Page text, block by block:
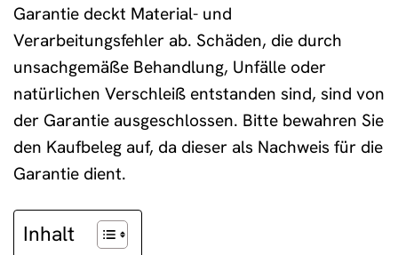
Garantie deckt Material- und
Verarbeitungsfehler ab. Schäden, die durch
unsachgemäße Behandlung, Unfälle oder
natürlichen Verschleiß entstanden sind, sind von
der Garantie ausgeschlossen. Bitte bewahren Sie
den Kaufbeleg auf, da dieser als Nachweis für die
Garantie dient.
Inhalt